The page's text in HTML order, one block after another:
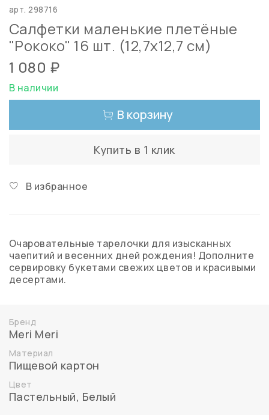
арт.298716
Салфетки маленькие плетёные
"Рококо" 16 шт. (12,7х12,7 см)
1 080 ₽
В наличии
В корзину
Купить в 1 клик
В избранное
Очаровательные тарелочки для изысканных
чаепитий и весенних дней рождения! Дополните
сервировку букетами свежих цветов и красивыми
десертами.
Бренд
Meri Meri
Материал
Пищевой картон
Цвет
Пастельный, Белый